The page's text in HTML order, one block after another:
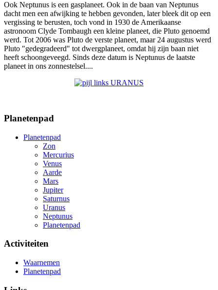
Ook Neptunus is een gasplaneet. Ook in de baan van Neptunus
dacht men een afwijking te hebben gevonden, later bleek dit op een
vergissing te berusten, toch vond in 1930 de Amerikaanse
astronoom Clyde Tombaugh een kleine planeet, die Pluto genoemd
werd. Tot 2006 was Pluto de verste planeet, maar 24 augustus werd
Pluto "gedegradeerd" tot dwergplaneet, omdat hij zijn baan niet
heeft schoongeveegd. Sinds deze datum is Neptunus de laatste
planeet in ons zonnestelsel....
URANUS
Planetenpad
Planetenpad
Zon
Mercurius
Venus
Aarde
Mars
Jupiter
Saturnus
Uranus
Neptunus
Planetenpad
Activiteiten
Waarnemen
Planetenpad